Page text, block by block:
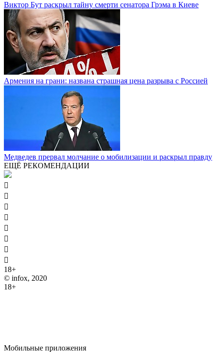
Виктор Бут раскрыл тайну смерти сенатора Грэма в Киеве
Армения на грани: названа страшная цена разрыва с Россией
Медведев прервал молчание о мобилизации и раскрыл правду
ЕЩЁ РЕКОМЕНДАЦИИ








18+
© infox, 2020
18+
Мобильные приложения